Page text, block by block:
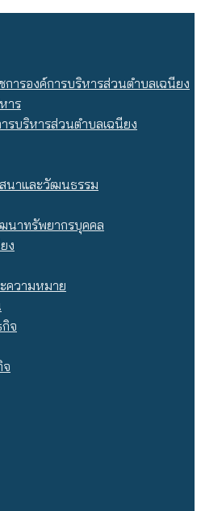
การองค์การบริหารส่วนตำบลเฉนียง
าร
รบริหารส่วนตำบลเฉนียง
นาและวัฒนธรรม
นาทรัพยากรบุคคล
ง
วามหมาย
จ